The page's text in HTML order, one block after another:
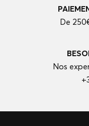
De
Nos